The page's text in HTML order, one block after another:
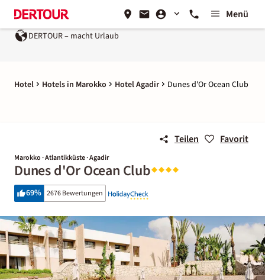
Menü
– macht Urlaub Ein Unternehmen der
Hotel Hotels in Marokko Hotel Agadir Dunes d'Or Ocean Club
Teilen Favorit
Marokko · Atlantikküste · Agadir
Dunes d'Or Ocean Club
69% 2676 Bewertungen